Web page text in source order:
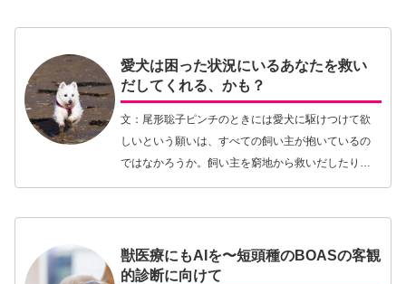
愛犬は困った状況にいるあなたを救い
だしてくれる、かも？
文：尾形聡子ピンチのときには愛犬に駆けつけて欲
しいという願いは、すべての飼い主が抱いているの
ではなかろうか。飼い主を窮地から救いだしたり命
を守ったりというようなヒーロー犬のニュースが世
獣医療にもAIを〜短頭種のBOASの客観
的診断に向けて